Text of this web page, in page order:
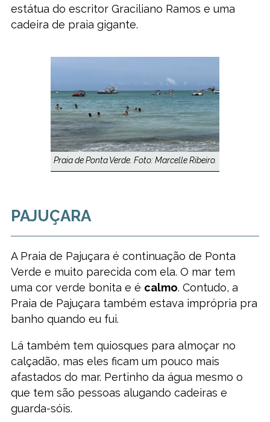
estátua do escritor Graciliano Ramos e uma
cadeira de praia gigante.
Praia de Ponta Verde. Foto: Marcelle Ribeiro.
PAJUÇARA
A Praia de Pajuçara é continuação de Ponta
Verde e muito parecida com ela. O mar tem
uma cor verde bonita e é calmo. Contudo, a
Praia de Pajuçara também estava imprópria pra
banho quando eu fui.
Lá também tem quiosques para almoçar no
calçadão, mas eles ficam um pouco mais
afastados do mar. Pertinho da água mesmo o
que tem são pessoas alugando cadeiras e
guarda-sóis.